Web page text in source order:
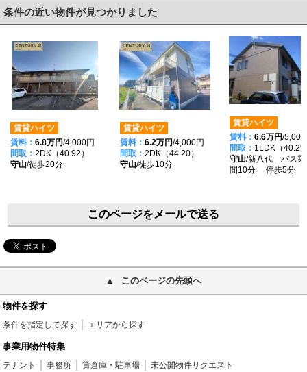
条件の近い物件が見つかりました
賃貸ハイツ
賃料： 6.8万円/4,000円
間取： 2DK（40.92）
守山/徒歩20分
賃貸ハイツ
賃料： 6.2万円/4,000円
間取： 2DK（44.20）
守山/徒歩10分
賃貸ハイツ
賃料： 6.6万円/5,000
間取： 1LDK（40.29
守山/新八代 バス乗
間10分 停歩5分
このページをメールで送る
このページの先頭へ
物件を探す
条件を指定して探す エリアから探す
事業用物件特集
テナント 事務所 貸倉庫・駐車場 未公開物件リクエスト